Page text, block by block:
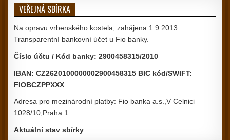
VEŘEJNÁ SBÍRKA
Na opravu vrbenského kostela, zahájena 1.9.2013.
Transparentní bankovní účet u Fio banky.
Číslo účtu / Kód banky: 2900458315/2010
IBAN: CZ2620100000002900458315 BIC kód/SWIFT:
FIOBCZPPXXX
Adresa pro mezinárodní platby: Fio banka a.s.,V Celnici
1028/10,Praha 1
Aktuální stav sbírky